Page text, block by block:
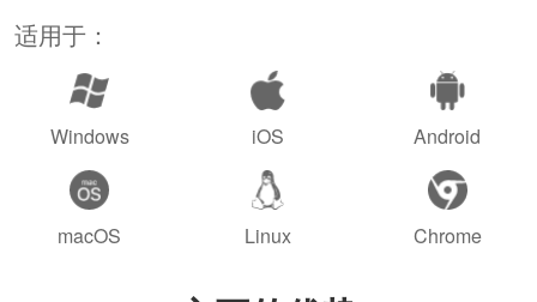
适用于：
Windows iOS Android
macOS Linux Chrome